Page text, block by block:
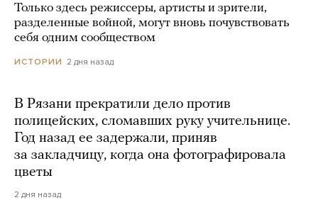
Только здесь режиссеры, артисты и зрители,
разделенные войной, могут вновь почувствовать
себя одним сообществом
ИСТОРИИ 2 дня назад
В Рязани прекратили дело против
полицейских, сломавших руку учительнице.
Год назад ее задержали, приняв
за закладчицу, когда она фотографировала
цветы
2 дня назад